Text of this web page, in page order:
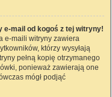
e-mail od kogoś z tej witryny!
e-maili witryny zawiera
którzy wysyłają
pełną kopię otrzymanego
ponieważ zawierają one
mógł podjąć